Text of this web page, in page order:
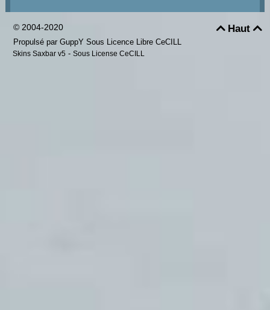
Haut
© 2004-2020
Propulsé par GuppY Sous Licence Libre CeCILL
Skins Saxbar v5 - Sous License CeCILL